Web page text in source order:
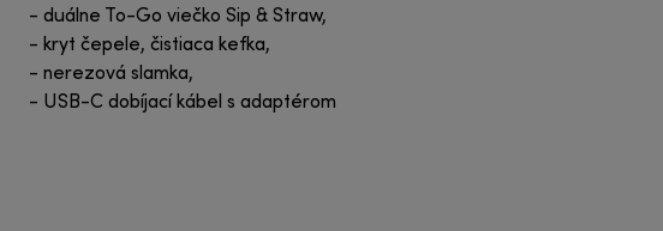
- duálne To-Go viečko Sip & Straw,
- kryt čepele, čistiaca kefka,
- nerezová slamka,
- USB-C dobíjací kábel s adaptérom